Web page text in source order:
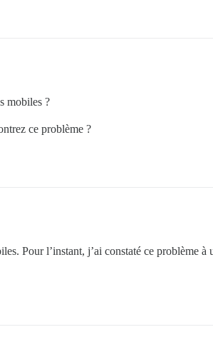
mobiles ?
ce problème ?
Pour l’instant, j’ai constaté ce problème